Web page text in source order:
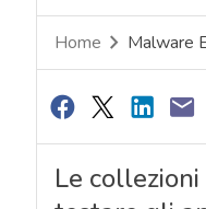
Home Malware
Le